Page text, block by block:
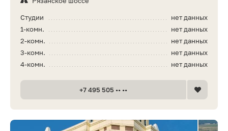
нет данных
Студии
нет данных
1-комн.
нет данных
2-комн.
нет данных
3-комн.
нет данных
4-комн.
+7 495 505 •• ••